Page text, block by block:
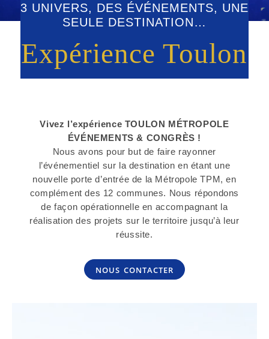
3 UNIVERS, DES ÉVÉNEMENTS, UNE
SEULE DESTINATION…
Expérience Toulon
Vivez l’expérience TOULON MÉTROPOLE
ÉVÉNEMENTS & CONGRÈS !
Nous avons pour but de faire rayonner
l’événementiel sur la destination en étant une
nouvelle porte d’entrée de la Métropole TPM, en
complément des 12 communes. Nous répondons
de façon opérationnelle en accompagnant la
réalisation des projets sur le territoire jusqu’à leur
réussite.
nous contacter